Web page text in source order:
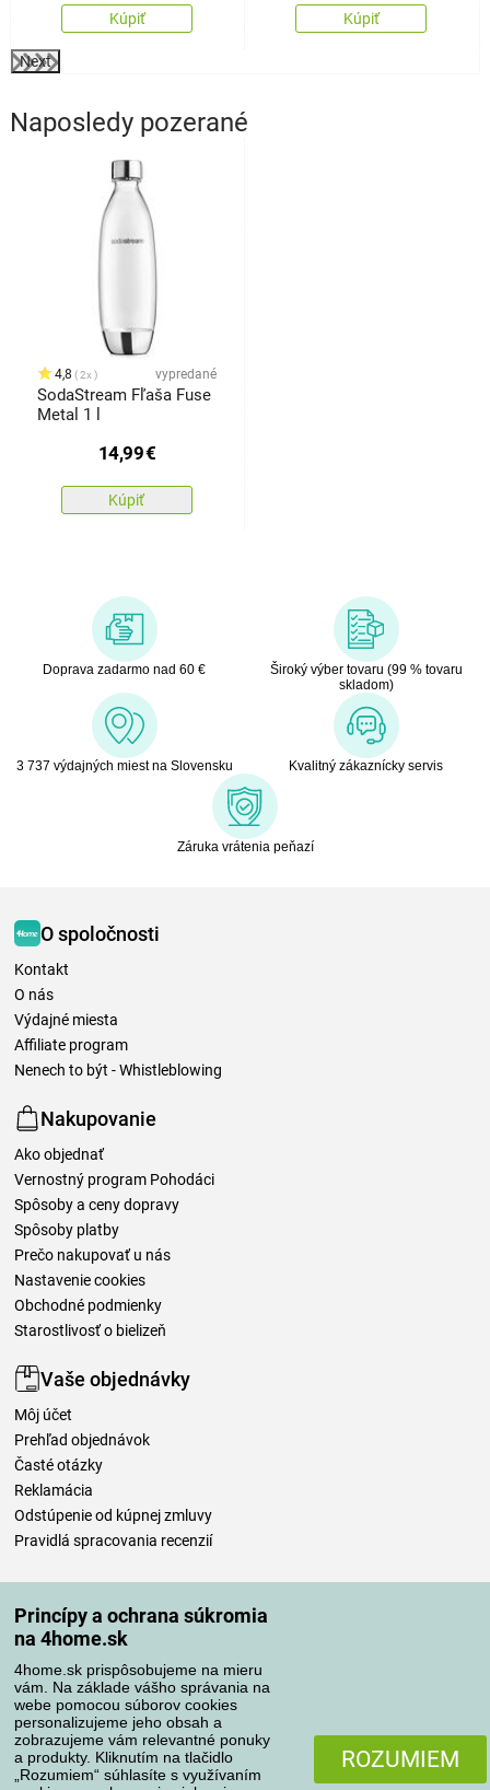
Princípy a ochrana súkromia
na 4home.sk
4home.sk prispôsobujeme na mieru
vám. Na základe vášho správania na
webe pomocou súborov cookies
personalizujeme jeho obsah a
zobrazujeme vám relevantné ponuky
a produkty. Kliknutím na tlačidlo
„Rozumiem“ súhlasíte s využívaním
ROZUMIEM
Kúpiť Kúpiť
Next
Naposledy pozerané
4,8 2x vypredané
SodaStream Fľaša Fuse
Metal 1 l
14,99€
Kúpiť
Doprava zadarmo nad 60 €
Široký výber tovaru (99 % tovaru
skladom)
3 737 výdajných miest na Slovensku Kvalitný zákaznícky servis
Záruka vrátenia peňazí
O spoločnosti
Kontakt
O nás
Výdajné miesta
Affiliate program
Nenech to být - Whistleblowing
Nakupovanie
Ako objednať
Vernostný program Pohodáci
Spôsoby a ceny dopravy
Spôsoby platby
Prečo nakupovať u nás
Nastavenie cookies
Obchodné podmienky
Starostlivosť o bielizeň
Vaše objednávky
Môj účet
Prehľad objednávok
Časté otázky
Reklamácia
Odstúpenie od kúpnej zmluvy
Pravidlá spracovania recenzií
Spôsoby platby
Spoľahlivý obchod